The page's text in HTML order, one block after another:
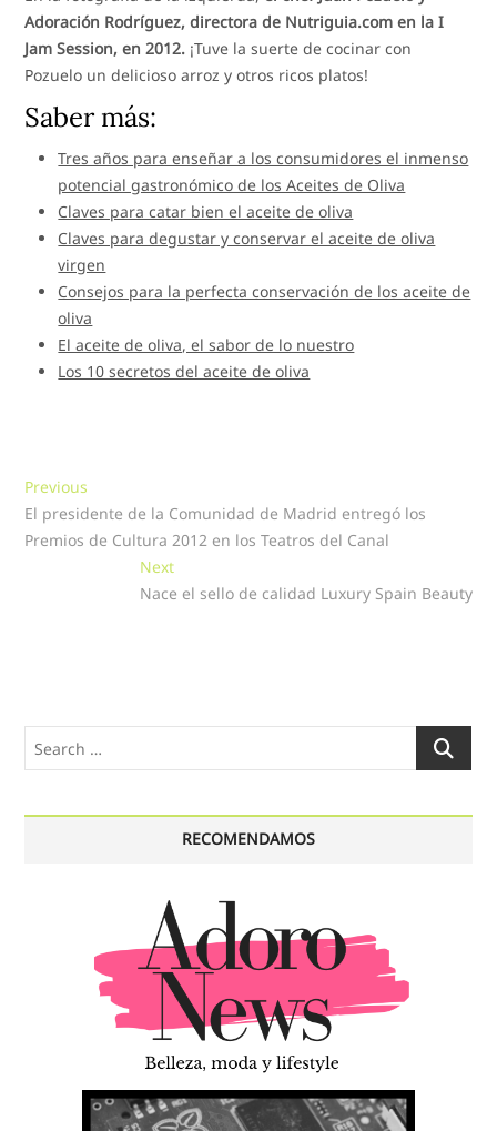
Adoración Rodríguez, directora de Nutriguia.com en la I
Jam Session, en 2012. ¡Tuve la suerte de cocinar con
Pozuelo un delicioso arroz y otros ricos platos!
Saber más:
Tres años para enseñar a los consumidores el inmenso
potencial gastronómico de los Aceites de Oliva
Claves para catar bien el aceite de oliva
Claves para degustar y conservar el aceite de oliva
virgen
Consejos para la perfecta conservación de los aceite de
oliva
El aceite de oliva, el sabor de lo nuestro
Los 10 secretos del aceite de oliva
Navegación
de
Previous
post:
El presidente de la Comunidad de Madrid entregó los
Premios de Cultura 2012 en los Teatros del Canal
NextNext
post:
Nace el sello de calidad Luxury Spain Beauty
Search
…
RECOMENDAMOS